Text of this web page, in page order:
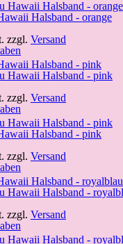
Halsband - orange
zzgl. Versand
Halsband - pink
zzgl. Versand
Halsband - pink
zzgl. Versand
Halsband - royalblau
zzgl. Versand